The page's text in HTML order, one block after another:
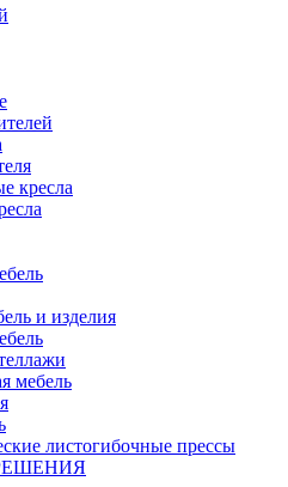
кресла
и изделия
мебель
листогибочные прессы